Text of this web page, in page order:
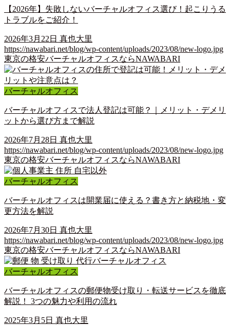
【2026年】失敗しないバーチャルオフィス選び！起こりうる
トラブルをご紹介！
2026年3月22日 真也大里
https://nawabari.net/blog/wp-content/uploads/2023/08/new-logo.jpg
東京の格安バーチャルオフィスならNAWABARI
バーチャルオフィス
バーチャルオフィスで法人登記は可能？｜メリット・デメリ
ットから選び方まで解説
2026年7月28日 真也大里
https://nawabari.net/blog/wp-content/uploads/2023/08/new-logo.jpg
東京の格安バーチャルオフィスならNAWABARI
バーチャルオフィス
バーチャルオフィスは開業届に使える？書き方と納税地・変
更方法を解説
2026年7月30日 真也大里
https://nawabari.net/blog/wp-content/uploads/2023/08/new-logo.jpg
東京の格安バーチャルオフィスならNAWABARI
バーチャルオフィス
バーチャルオフィスの郵便物受け取り・転送サービスを徹底
解説！ 3つの魅力や利用の流れ
2025年3月5日 真也大里